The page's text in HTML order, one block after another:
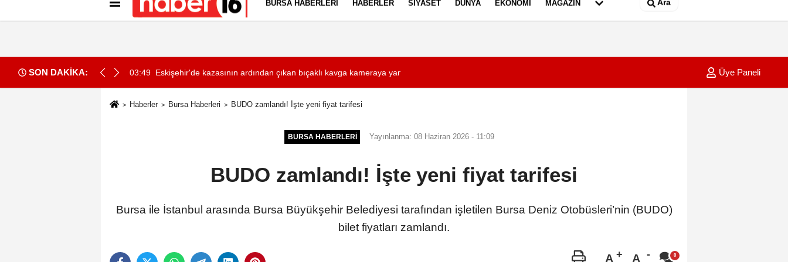
İletişim Gizlilik İlkeleri
BURSA HABERLERI HABERLER SIYASET DÜNYA EKONOMI MAGAZIN Ara
SON DAKİKA:
çöp yığınları arasında bulundu 03:49 Eskişehir'de kazasının ardından çıkan bıçaklı kavga kameraya yansıdı: 2 yaralı 01:05
Üye Paneli
Haberler Bursa Haberleri BUDO zamlandı! İşte yeni fiyat tarifesi
BURSA HABERLERI Yayınlanma: 08 Haziran 2026 - 11:09
BUDO zamlandı! İşte yeni fiyat tarifesi
Bursa ile İstanbul arasında Bursa Büyükşehir Belediyesi tarafından işletilen Bursa Deniz Otobüsleri’nin (BUDO)
bilet fiyatları zamlandı.
A A